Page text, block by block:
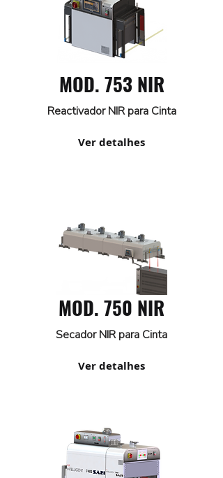
MOD. 753 NIR
Reactivador NIR para Cinta
Ver detalhes
MOD. 750 NIR
Secador NIR para Cinta
Ver detalhes